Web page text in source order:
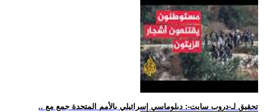
.. تحقيق لـ-دروب سايت-: دبلوماسي إسرائيلي بالأمم المتحدة جمع مع